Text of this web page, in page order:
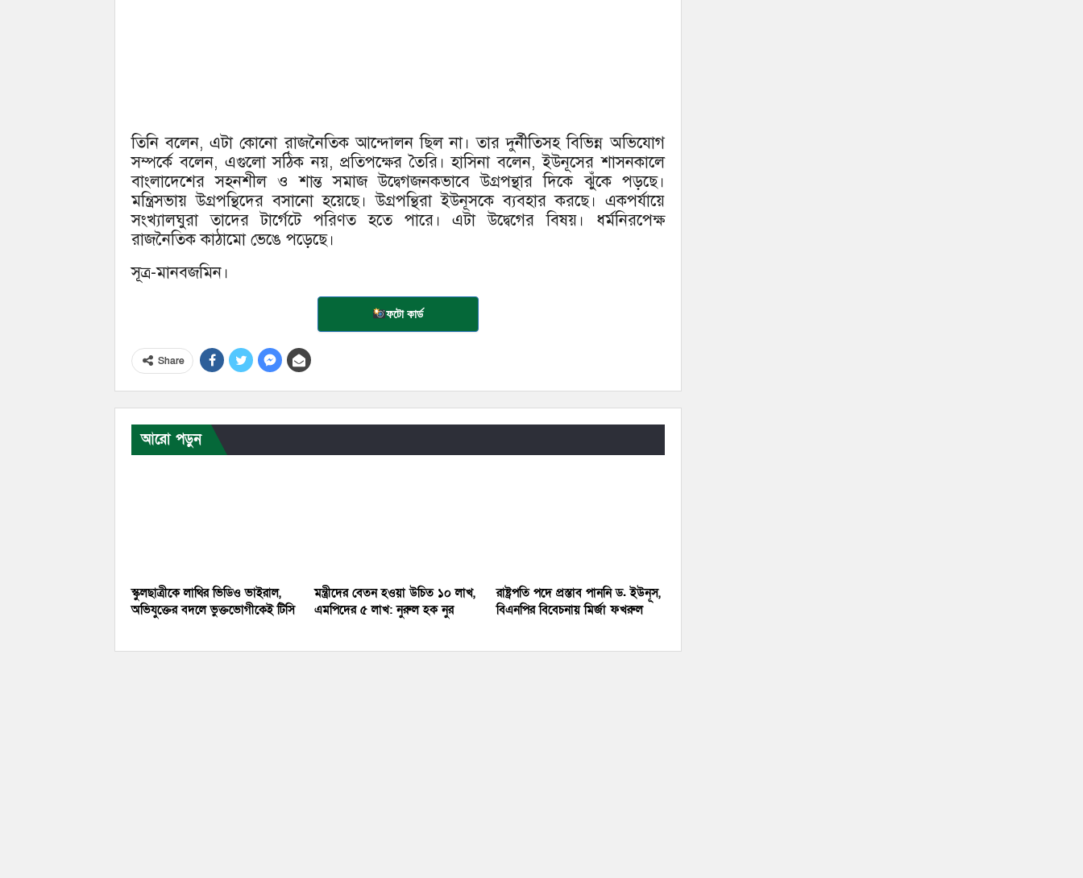
তিনি বলেন, এটা কোনো রাজনৈতিক আন্দোলন ছিল না। তার দুর্নীতিসহ বিভিন্ন অভিযোগ
সম্পর্কে বলেন, এগুলো সঠিক নয়, প্রতিপক্ষের তৈরি। হাসিনা বলেন, ইউনূসের শাসনকালে
বাংলাদেশের সহনশীল ও শান্ত সমাজ উদ্বেগজনকভাবে উগ্রপন্থার দিকে ঝুঁকে পড়ছে।
মন্ত্রিসভায় উগ্রপন্থিদের বসানো হয়েছে। উগ্রপন্থিরা ইউনূসকে ব্যবহার করছে। একপর্যায়ে
সংখ্যালঘুরা তাদের টার্গেটে পরিণত হতে পারে। এটা উদ্বেগের বিষয়। ধর্মনিরপেক্ষ
রাজনৈতিক কাঠামো ভেঙে পড়েছে।
সূত্র-মানবজমিন।
ফটো কার্ড
Share
আরো পড়ুন
স্কুলছাত্রীকে লাথির ভিডিও ভাইরাল,
অভিযুক্তের বদলে ভুক্তভোগীকেই টিসি
মন্ত্রীদের বেতন হওয়া উচিত ১০ লাখ,
এমপিদের ৫ লাখ: নুরুল হক নুর
রাষ্ট্রপতি পদে প্রস্তাব পাননি ড. ইউনূস,
বিএনপির বিবেচনায় মির্জা ফখরুল